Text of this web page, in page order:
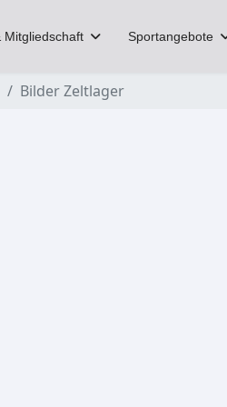
Mitgliedschaft Sportangebote
Bilder Zeltlager